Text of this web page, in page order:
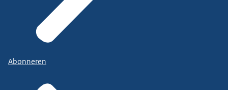
Abonneren